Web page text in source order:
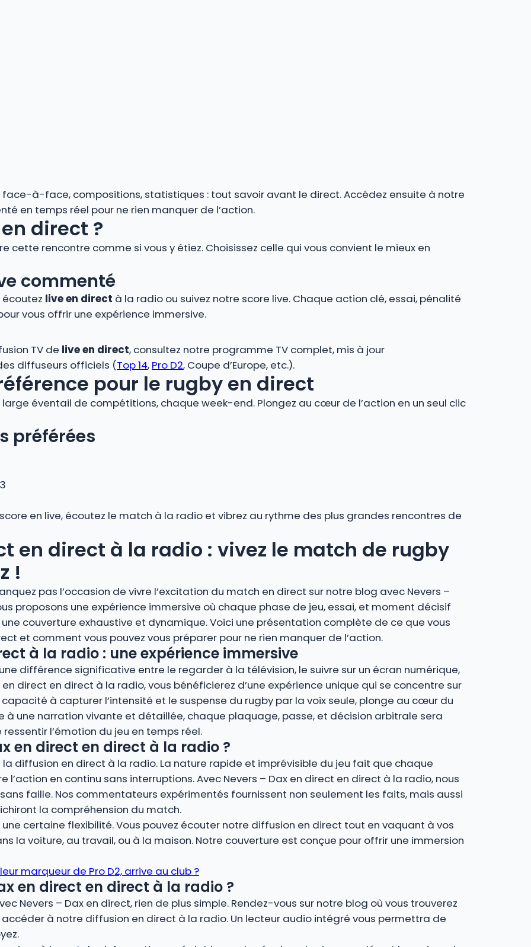
face-à-face, compositions, statistiques : tout savoir avant le direct. Accédez ensuite à notre
en temps réel pour ne rien manquer de l’action.
direct ?
cette rencontre comme si vous y étiez. Choisissez celle qui vous convient le mieux en
commenté
écoutez live en direct à la radio ou suivez notre score live. Chaque action clé, essai, pénalité
vous offrir une expérience immersive.
TV de live en direct, consultez notre programme TV complet, mis à jour
diffuseurs officiels (Top 14, Pro D2, Coupe d’Europe, etc.).
pour le rugby en direct
éventail de compétitions, chaque week-end. Plongez au cœur de l’action en un seul clic
préférées
en live, écoutez le match à la radio et vibrez au rythme des plus grandes rencontres de
en direct à la radio : vivez le match de rugby
!
pas l’occasion de vivre l’excitation du match en direct sur notre blog avec Nevers –
proposons une expérience immersive où chaque phase de jeu, essai, et moment décisif
couverture exhaustive et dynamique. Voici une présentation complète de ce que vous
et comment vous pouvez vous préparer pour ne rien manquer de l’action.
à la radio : une expérience immersive
différence significative entre le regarder à la télévision, le suivre sur un écran numérique,
en direct en direct à la radio, vous bénéficierez d’une expérience unique qui se concentre sur
à capturer l’intensité et le suspense du rugby par la voix seule, plonge au cœur du
une narration vivante et détaillée, chaque plaquage, passe, et décision arbitrale sera
l’émotion du jeu en temps réel.
en direct en direct à la radio ?
diffusion en direct à la radio. La nature rapide et imprévisible du jeu fait que chaque
en continu sans interruptions. Avec Nevers – Dax en direct en direct à la radio, nous
faille. Nos commentateurs expérimentés fournissent non seulement les faits, mais aussi
la compréhension du match.
certaine flexibilité. Vous pouvez écouter notre diffusion en direct tout en vaquant à vos
la voiture, au travail, ou à la maison. Notre couverture est conçue pour offrir une immersion
marqueur de Pro D2, arrive au club ?
en direct en direct à la radio ?
Nevers – Dax en direct, rien de plus simple. Rendez-vous sur notre blog où vous trouverez
à notre diffusion en direct à la radio. Un lecteur audio intégré vous permettra de